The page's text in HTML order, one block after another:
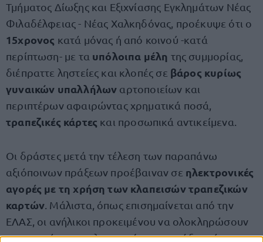
Τμήματος Δίωξης και Εξιχνίασης Εγκλημάτων Νέας
Φιλαδέλφειας - Νέας Χαλκηδόνας, προέκυψε ότι ο
15χρονος κατά μόνας ή από κοινού -κατά
περίπτωση- με τα υπόλοιπα μέλη της συμμορίας,
διέπραττε ληστείες και κλοπές σε βάρος κυρίως
γυναικών υπαλλήλων αρτοποιείων και
περιπτέρων αφαιρώντας χρηματικά ποσά,
τραπεζικές κάρτες και προσωπικά αντικείμενα.
Οι δράστες μετά την τέλεση των παραπάνω
αξιόποινων πράξεων προέβαιναν σε ηλεκτρονικές
αγορές με τη χρήση των κλαπεισών τραπεζικών
καρτών . Μάλιστα, όπως επισημαίνεται από την
ΕΛΑΣ, οι ανήλικοι προκειμένου να ολοκληρώσουν
με επιτυχία τις εγκληματικές τους πράξεις γίνονταν